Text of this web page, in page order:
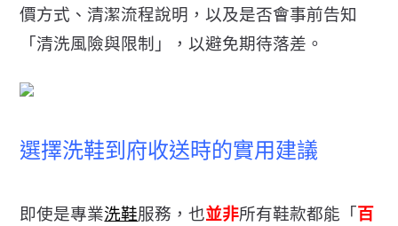
價方式、清潔流程說明，以及是否會事前告知
「清洗風險與限制」，以避免期待落差。
選擇洗鞋到府收送時的實用建議
即使是專業洗鞋服務，也並非所有鞋款都能「 百